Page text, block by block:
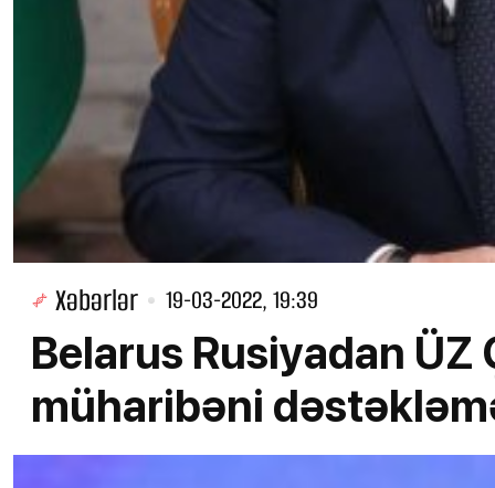
Xəbərlər 19-03-2022, 19:39
Belarus Rusiyadan ÜZ
müharibəni